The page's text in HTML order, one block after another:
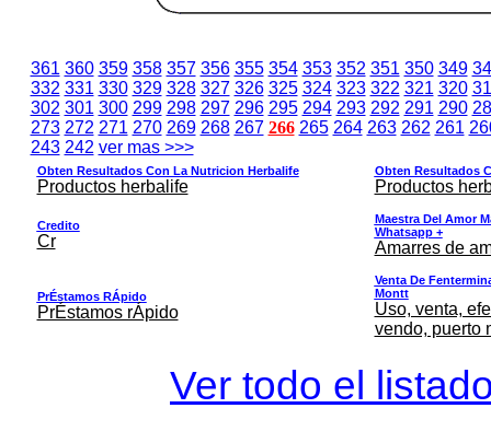
361 360 359 358 357 356 355 354 353 352 351 350 349
332 331 330 329 328 327 326 325 324 323 322 321 320
302 301 300 299 298 297 296 295 294 293 292 291 290
273 272 271 270 269 268 267 266 265 264 263 262 261
243 242 ver mas >>>
Obten Resultados Con La Nutricion Herbalife
Productos herbalife
Obten Resultados
Productos
Credito
Cr
Maestra Del Amor
Whatsapp +
Amarres de
PrÉstamos RÁpido
PrÉstamos rÁpido
Venta De
Montt
Uso, venta,
vendo, puerto
Ver todo el